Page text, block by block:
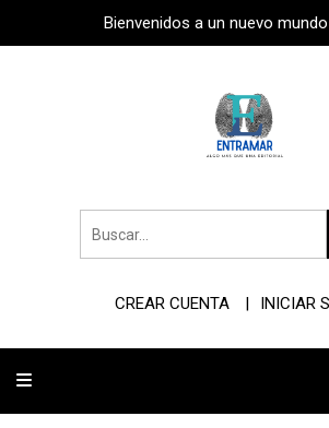
Bienvenidos a un nuevo
CREAR CUENTA INICIAR